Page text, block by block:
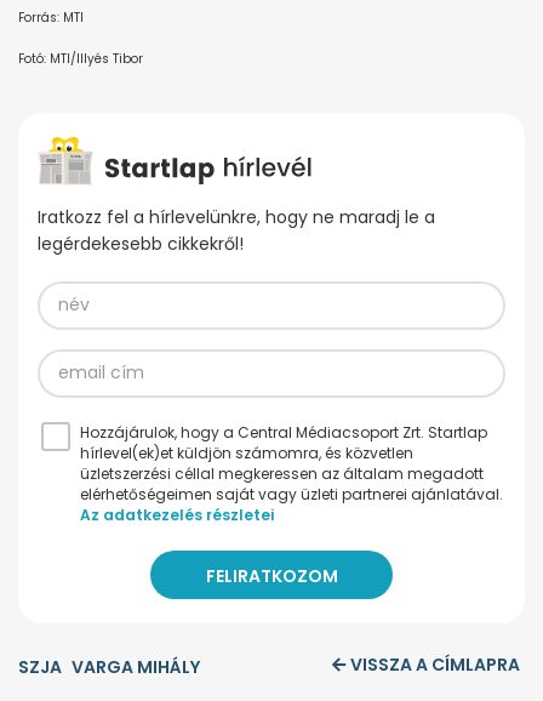
Forrás: MTI
Fotó: MTI/Illyés Tibor
Iratkozz fel a hírlevelünkre, hogy ne maradj le a
legérdekesebb cikkekről!
Hozzájárulok, hogy a Central Médiacsoport Zrt. Startlap
hírlevel(ek)et küldjön számomra, és közvetlen
üzletszerzési céllal megkeressen az általam megadott
elérhetőségeimen saját vagy üzleti partnerei ajánlatával.
Az adatkezelés részletei
SZJA VARGA MIHÁLY VISSZA A CÍMLAPRA